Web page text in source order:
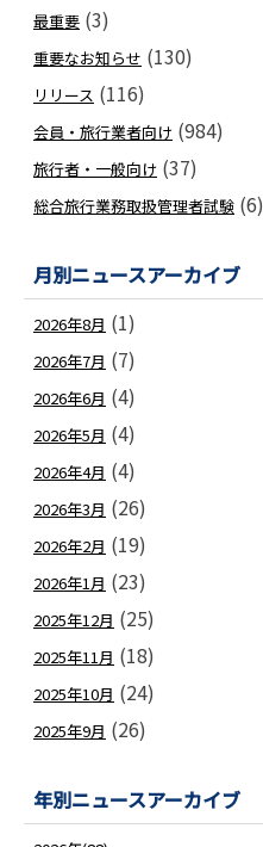
最重要 (3)
重要なお知らせ (130)
リリース (116)
会員・旅行業者向け (984)
旅行者・一般向け (37)
総合旅行業務取扱管理者試験 (6)
月別ニュースアーカイブ
2026年8月 (1)
2026年7月 (7)
2026年6月 (4)
2026年5月 (4)
2026年4月 (4)
2026年3月 (26)
2026年2月 (19)
2026年1月 (23)
2025年12月 (25)
2025年11月 (18)
2025年10月 (24)
2025年9月 (26)
年別ニュースアーカイブ